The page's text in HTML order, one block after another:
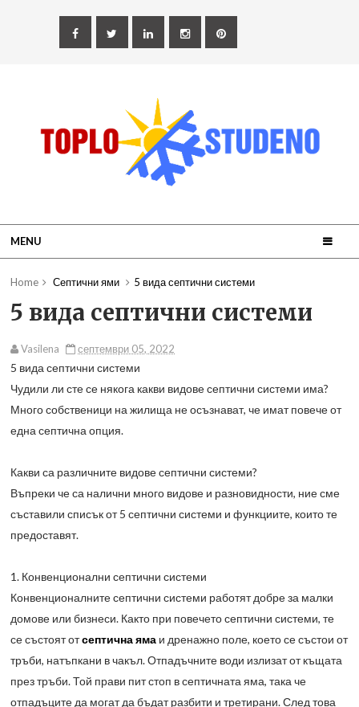
MENU
Home Септични ями 5 вида септични системи
5 вида септични системи
Vasilena септември 05, 2022
5 вида септични системи
Чудили ли сте се някога какви видове септични системи има?
Много собственици на жилища не осъзнават, че имат повече от
една септична опция.
Какви са различните видове септични системи?
Въпреки че са налични много видове и разновидности, ние сме
съставили списък от 5 септични системи и функциите, които те
предоставят.
1. Конвенционални септични системи
Конвенционалните септични системи работят добре за малки
домове или бизнеси. Както при повечето септични системи, те
се състоят отсептична яма и дренажно поле, което се състои от
тръби, натъпкани в чакъл. Отпадъчните води излизат от къщата
през тръби. Той прави пит стоп в септичната яма, така че
отпадъците да могат да бъдат разбити и третирани. След това